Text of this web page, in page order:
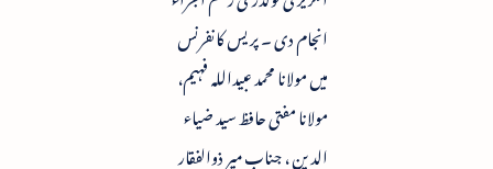
انجام دی ۔ پریس کانفرنس
میں مولانا محمد عبیداللہ فہیم،
مولانا مفتی حافظ سید ضیاء
الدین ، جناب میر ذوالفقار